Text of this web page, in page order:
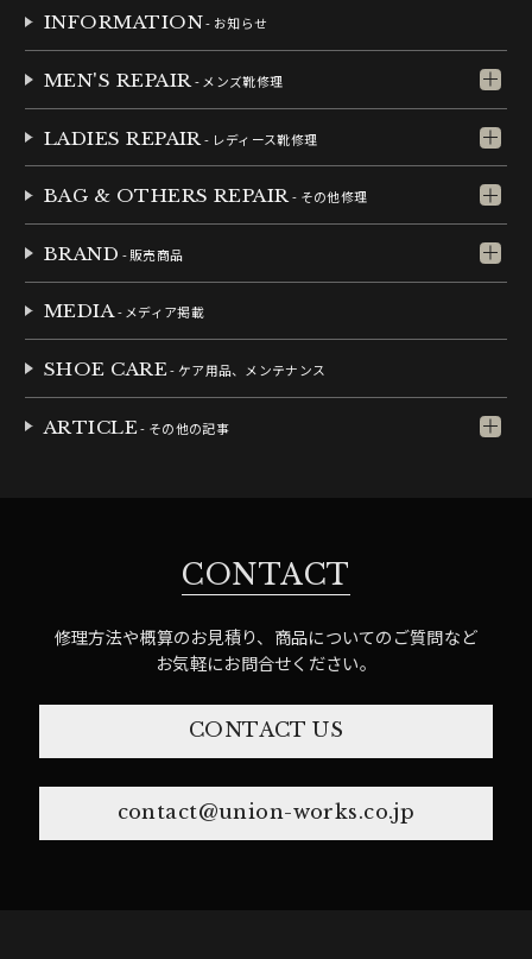
INFORMATION- お知らせ
MEN'S REPAIR- メンズ靴修理
LADIES REPAIR - レディース靴修理
BAG & OTHERS REPAIR- その他修理
BRAND - 販売商品
MEDIA- メディア掲載
SHOE CARE- ケア用品、メンテナンス
ARTICLE- その他の記事
CONTACT
修理方法や概算のお見積り、商品についてのご質問など
お気軽にお問合せください。
CONTACT US
contact@union-works.co.jp